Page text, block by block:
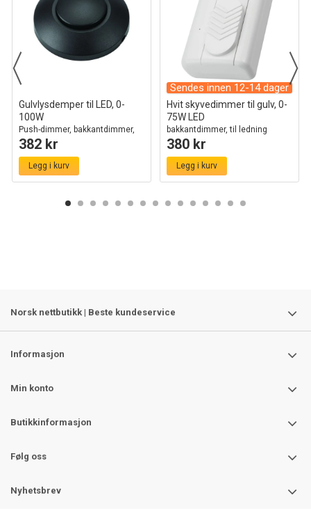
Gulvlysdemper til LED, 0-
100W
Push-dimmer, bakkantdimmer,
sort
382 kr
Legg i kurv
Sendes innen 12-14 dager
Hvit skyvedimmer til gulv, 0-
75W LED
bakkantdimmer, til ledning
380 kr
Legg i kurv
Norsk nettbutikk | Beste kundeservice
Informasjon
Min konto
Butikkinformasjon
Følg oss
Nyhetsbrev